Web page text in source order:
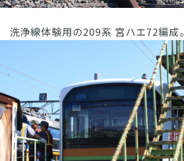
洗浄線体験用の209系 宮ハエ72編成。